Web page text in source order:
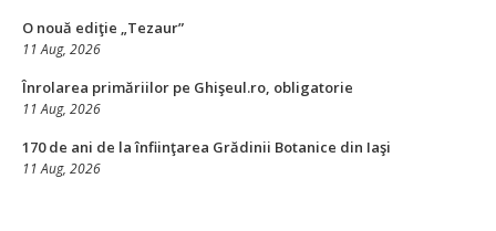
O nouă ediţie „Tezaur”
11 Aug, 2026
Înrolarea primăriilor pe Ghişeul.ro, obligatorie
11 Aug, 2026
170 de ani de la înfiinţarea Grădinii Botanice din Iaşi
11 Aug, 2026